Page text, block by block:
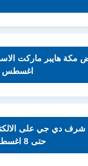
اغسطس
حتى 8 اغسطس